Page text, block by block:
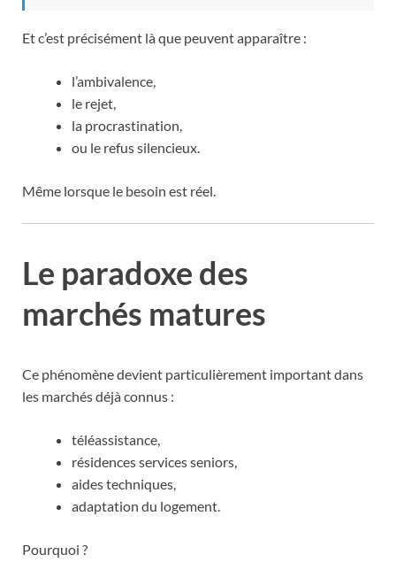
Et c’est précisément là que peuvent apparaître :
l’ambivalence,
le rejet,
la procrastination,
ou le refus silencieux.
Même lorsque le besoin est réel.
Le paradoxe des
marchés matures
Ce phénomène devient particulièrement important dans
les marchés déjà connus :
téléassistance,
résidences services seniors,
aides techniques,
adaptation du logement.
Pourquoi ?